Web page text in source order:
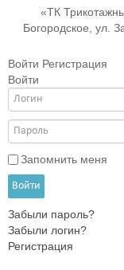
«ТК
Богородское, ул.
Войти Регистрация
Войти
Запомнить меня
Войти
Забыли пароль?
Забыли логин?
Регистрация